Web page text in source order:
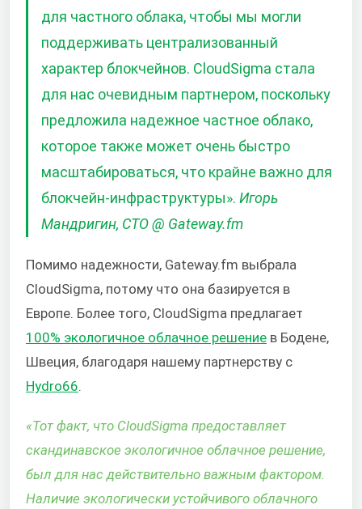
для частного облака, чтобы мы могли
поддерживать централизованный
характер блокчейнов. CloudSigma стала
для нас очевидным партнером, поскольку
предложила надежное частное облако,
которое также может очень быстро
масштабироваться, что крайне важно для
блокчейн-инфраструктуры». Игорь
Мандригин, CTO @ Gateway.fm
Помимо надежности, Gateway.fm выбрала
CloudSigma, потому что она базируется в
Европе. Более того, CloudSigma предлагает
100% экологичное облачное решение в Бодене,
Швеция, благодаря нашему партнерству с
Hydro66.
«Тот факт, что CloudSigma предоставляет
скандинавское экологичное облачное решение,
был для нас действительно важным фактором.
Наличие экологически устойчивого облачного